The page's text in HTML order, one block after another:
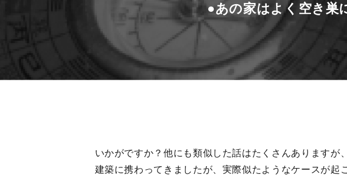
●あの家はよく空き巣
いかがですか？他にも類似した話はたくさんありますが
建築に携わってきましたが、実際似たようなケースが起